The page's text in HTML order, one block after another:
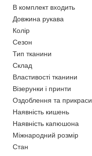
В комплект входить
Довжина рукава
Колір
Сезон
Тип тканини
Склад
Властивості тканини
Візерунки і принти
Оздоблення та прикраси
Наявність кишень
Наявність капюшона
Міжнародний розмір
Стан